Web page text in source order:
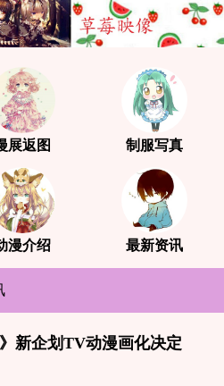
展返图 制服写真
漫介绍 最新资讯
新企划TV动漫画化决定